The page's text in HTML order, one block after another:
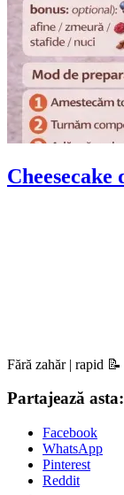
Fără zahăr | rapid
Partajează asta:
Facebook
WhatsApp
Pinterest
Reddit